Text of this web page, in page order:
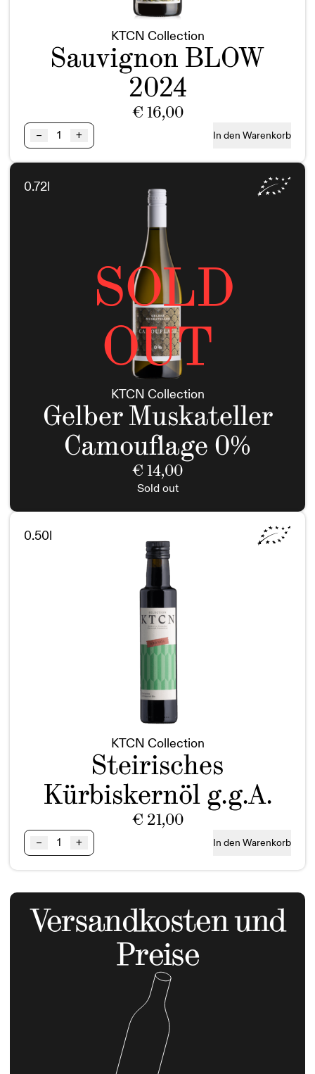
KTCN Collection
Sauvignon BLOW
2024
€ 16,00
–
KTCN
-
Sauvignon
BIO
+ In den Warenkorb
SOLD
OUT
0.72l
KTCN Collection
Gelber Muskateller
Camouflage 0%
€ 14,00
Sold out
0.50l
KTCN Collection
Steirisches
Kürbiskernöl g.g.A.
€ 21,00
–
Kernöl
BIO
0,50l
Menge
+ In den Warenkorb
Versandkosten und
Preise